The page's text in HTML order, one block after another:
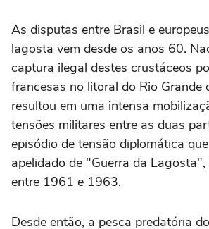
As disputas entre Brasil e
lagosta vem desde os anos 60.
captura ilegal destes crustáceos
francesas no litoral do Rio Grande
resultou em uma intensa
tensões militares entre as duas
episódio de tensão diplomática
apelidado de "Guerra da Lagosta",
entre 1961 e 1963.
Desde então, a pesca predatória